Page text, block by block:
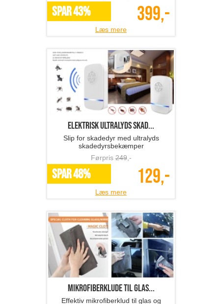
SPAR 43% 399,-
Læs mere
Elektrisk ultralyds skad...
Slip for skadedyr med ultralyds
skadedyrsbekæmper
Førpris249,-
SPAR 48% 129,-
Læs mere
Mikrofiberklude til glas...
Effektiv mikrofiberklud til glas og